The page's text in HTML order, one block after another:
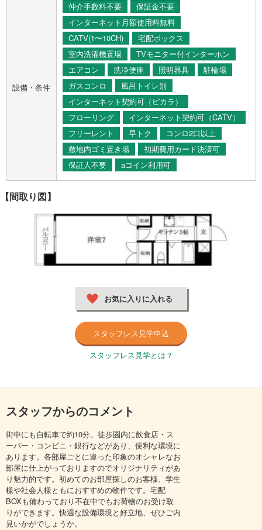
設備・条件
仲介手数料不要
保証金不要
インターネット月額使用料無料
CATV(1〜10CH)
宅配ボックス
室内洗濯機置場
TVモニター付インターホン
エアコン
洗浄便座 照明器具
駐輪場
ガスコンロ
風呂トイレ別
インターネット契約可（ピカラ）
フローリング
インターネット契約可（CATV）
フリーレント
早トク
コンロ2口以上
敷地内ゴミ置き場
初期費用カード決済可
保証人不要
aコイン利用可
【間取り図】
お気に入りに入れる
スタッフレス見学申込
スタッフレス見学とは？
スタッフからのコメント
街中にも自転車で約10分。徒歩圏内に飲食店・ス
ーパー・コンビニ・銀行などがあり、便利な環境に
あります。各部屋ごとに違った印象のオシャレなお
部屋に仕上がっておりますのでオリジナリティがあ
り魅力的です。初めてのお部屋探しのお客様、学生
様や社会人様ともにおすすめの物件です。宅配
BOXも備わっており不在中でもお荷物のお受け取
りができます。快適な設備環境と好立地、ぜひご内
見いかがでしょうか。